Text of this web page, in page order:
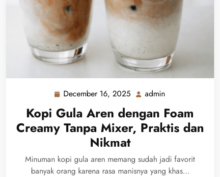
December 16, 2025 December
2025
admin
Kopi Gula Aren dengan Foam
Creamy Tanpa Mixer, Praktis dan
Nikmat
Minuman kopi gula aren memang sudah jadi favorit
banyak orang karena rasa manisnya yang khas…